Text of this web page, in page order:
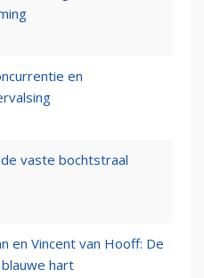
en
vaste bochtstraal
en Vincent van Hooff: De
hart